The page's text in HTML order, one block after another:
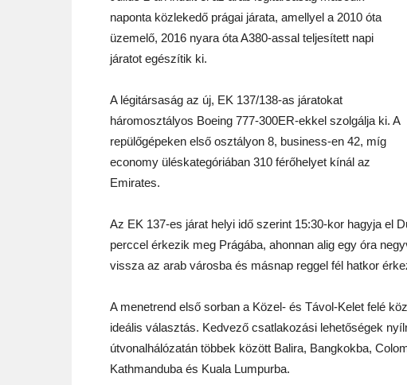
naponta közlekedő prágai járata, amellyel a 2010 óta
üzemelő, 2016 nyara óta A380-assal teljesített napi
járatot egészítik ki.
A légitársaság az új, EK 137/138-as járatokat
háromosztályos Boeing 777-300ER-ekkel szolgálja ki. A
repülőgépeken első osztályon 8, business-en 42, míg
economy üléskategóriában 310 férőhelyet kínál az
Emirates.
Az EK 137-es járat helyi idő szerint 15:30-kor hagyja el
perccel érkezik meg Prágába, ahonnan alig egy óra
vissza az arab városba és másnap reggel fél hatkor
A menetrend első sorban a Közel- és Távol-Kelet felé
ideális választás. Kedvező csatlakozási lehetőségek
útvonalhálózatán többek között Balira, Bangkokba,
Kathmanduba és Kuala Lumpurba.